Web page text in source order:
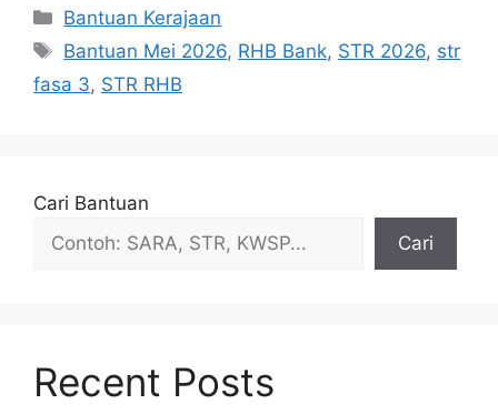
Categories
Bantuan Kerajaan
Tags
Bantuan Mei 2026, RHB Bank, STR 2026, str
fasa 3, STR RHB
Cari Bantuan
Cari
Recent Posts